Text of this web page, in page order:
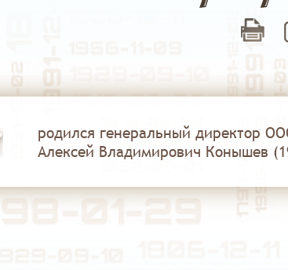
родился генеральный директор
Алексей Владимирович Конышев